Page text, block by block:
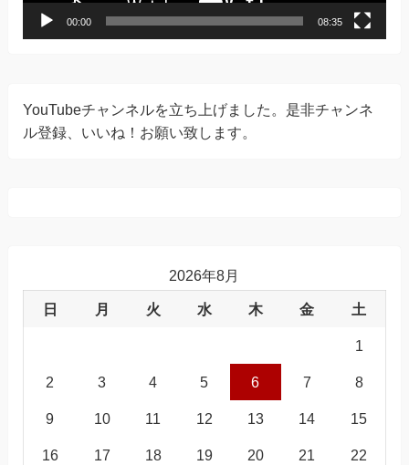
00:00 08:35
YouTubeチャンネルを立ち上げました。是非チャンネ
ル登録、いいね！お願い致します。
2026年8月
日 月 火 水 木 金 土
1
2 3 4 5 6 7 8
9 10 11 12 13 14 15
16 17 18 19 20 21 22